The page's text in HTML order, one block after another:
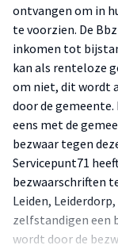
ontvangen om in
te voorzien. De
inkomen tot
kan als renteloze
om niet, dit wordt
door de
eens met de
bezwaar tegen
Servicepunt71
bezwaarschriften
Leiden,
zelfstandigen een
wordt door de